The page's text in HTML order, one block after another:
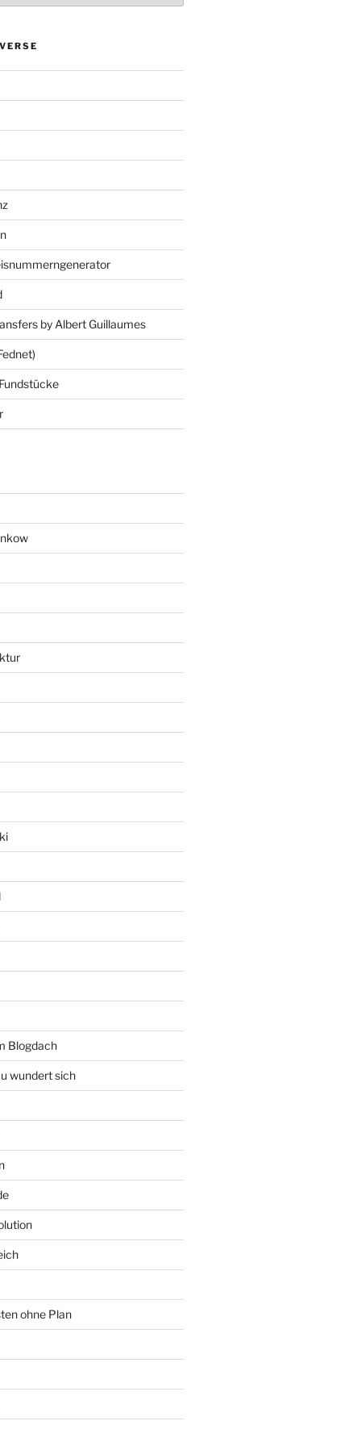
by Albert Guillaumes
Blogdach
wundert sich
ohne Plan